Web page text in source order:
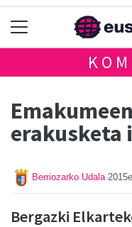
erakusketa
Berriozarko Udala
Bergazki